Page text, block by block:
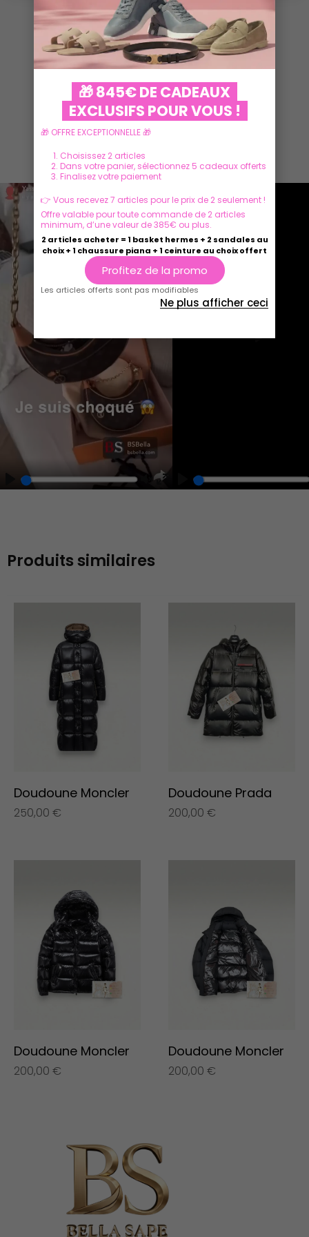
VOIR PLUS
Ils parlent de nous
Play Unmute
Enter
Play
Produits similaires
Doudoune Moncler
250,00 €
Doudoune Prada
200,00 €
Doudoune Moncler
200,00 €
Doudoune Moncler
200,00 €
🎁 845€ DE CADEAUX
EXCLUSIFS POUR VOUS !
🎁 OFFRE EXCEPTIONNELLE 🎁
Choisissez 2 articles
Dans votre panier, sélectionnez 5 cadeaux offerts
Finalisez votre paiement
👉 Vous recevez 7 articles pour le prix de 2 seulement !
Offre valable pour toute commande de 2 articles
minimum, d’une valeur de 385€ ou plus.
2 articles acheter = 1 basket hermes + 2 sandales au
choix + 1 chaussure piana + 1 ceinture au choix offert
Profitez de la promo
Les articles offerts sont pas modifiables
Ne plus afficher ceci